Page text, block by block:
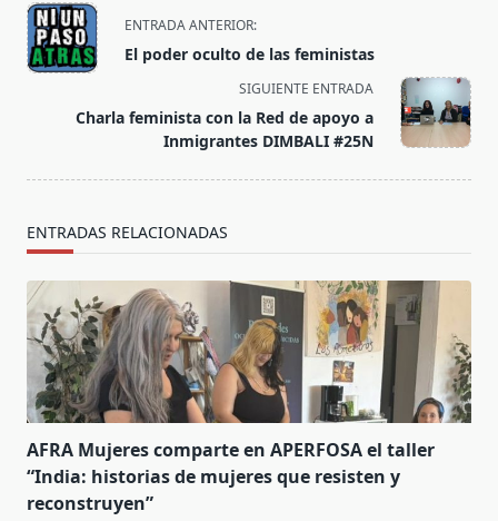
<span
class="nav-
subtitle
reader-
text">Página</span>
ENTRADA ANTERIOR:
El poder oculto de las feministas
SIGUIENTE ENTRADA
Charla feminista con la Red de apoyo a
Inmigrantes DIMBALI #25N
ENTRADAS RELACIONADAS
AFRA Mujeres comparte en APERFOSA el taller
“India: historias de mujeres que resisten y
reconstruyen”